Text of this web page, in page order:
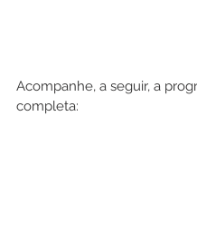
Acompanhe, a seguir, a
completa: